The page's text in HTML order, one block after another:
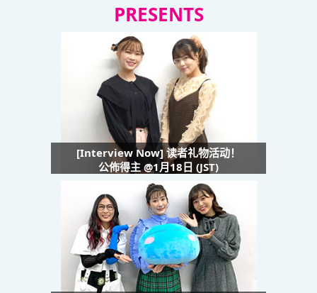
PRESENTS
[Interview Now] 读者礼物活动！
公佈得主 @1月18日 (JST)